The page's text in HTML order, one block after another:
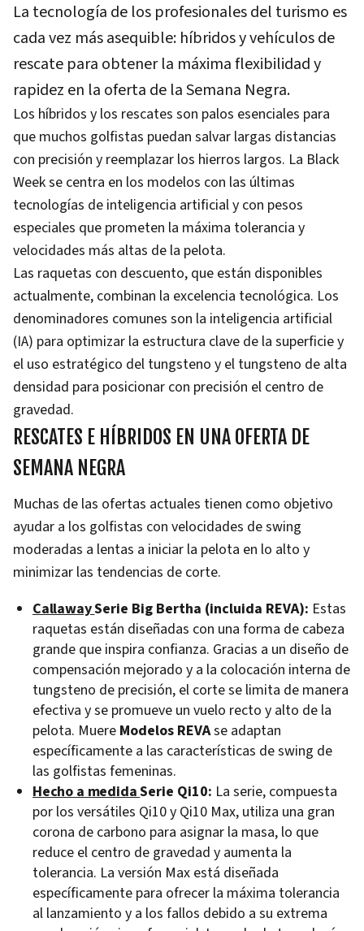
La tecnología de los profesionales del turismo es
cada vez más asequible: híbridos y vehículos de
rescate para obtener la máxima flexibilidad y
rapidez en la oferta de la Semana Negra.
Los híbridos y los rescates son palos esenciales para
que muchos golfistas puedan salvar largas distancias
con precisión y reemplazar los hierros largos. La Black
Week se centra en los modelos con las últimas
tecnologías de inteligencia artificial y con pesos
especiales que prometen la máxima tolerancia y
velocidades más altas de la pelota.
Las raquetas con descuento, que están disponibles
actualmente, combinan la excelencia tecnológica. Los
denominadores comunes son la inteligencia artificial
(IA) para optimizar la estructura clave de la superficie y
el uso estratégico del tungsteno y el tungsteno de alta
densidad para posicionar con precisión el centro de
gravedad.
RESCATES E HÍBRIDOS EN UNA OFERTA DE
SEMANA NEGRA
Muchas de las ofertas actuales tienen como objetivo
ayudar a los golfistas con velocidades de swing
moderadas a lentas a iniciar la pelota en lo alto y
minimizar las tendencias de corte.
CallawaySerie Big Bertha (incluida REVA): Estas
raquetas están diseñadas con una forma de cabeza
grande que inspira confianza. Gracias a un diseño de
compensación mejorado y a la colocación interna de
tungsteno de precisión, el corte se limita de manera
efectiva y se promueve un vuelo recto y alto de la
pelota. Muere Modelos REVAse adaptan
específicamente a las características de swing de
las golfistas femeninas.
Hecho a medidaSerie Qi10: La serie, compuesta
por los versátiles Qi10 y Qi10 Max, utiliza una gran
corona de carbono para asignar la masa, lo que
reduce el centro de gravedad y aumenta la
tolerancia. La versión Max está diseñada
específicamente para ofrecer la máxima tolerancia
al lanzamiento y a los fallos debido a su extrema